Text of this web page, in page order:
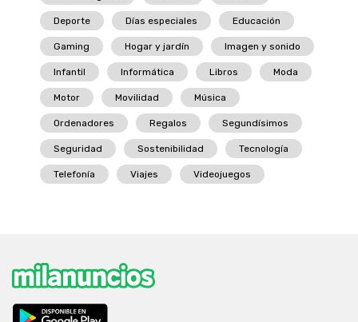
Deporte Días especiales Educación
Gaming Hogar y jardín Imagen y sonido
Infantil Informática Libros Moda
Motor Movilidad Música
Ordenadores Regalos Segundísimos
Seguridad Sostenibilidad Tecnología
Telefonía Viajes Videojuegos